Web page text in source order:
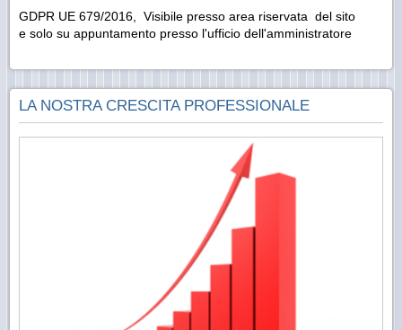
GDPR UE 679/2016, Visibile presso area riservata del sito
e solo su appuntamento presso l'ufficio dell'amministratore
LA NOSTRA CRESCITA PROFESSIONALE